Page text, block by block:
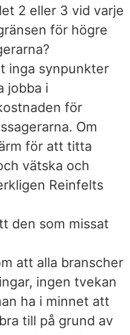
2 eller 3 vid varje
för högre
inga synpunkter
jobba i
för
Om
för att titta
vätska och
Reinfelts
den som missat
att alla branscher
ingen tvekan
ha i minnet att
till på grund av